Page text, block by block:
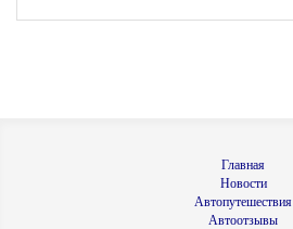
Главная
Новости
Автопутешествия
Автоотзывы